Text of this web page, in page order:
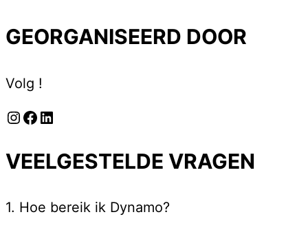
GEORGANISEERD DOOR
Volg !
Instagram
Facebook
LinkedIn
VEELGESTELDE VRAGEN
1. Hoe bereik ik Dynamo?